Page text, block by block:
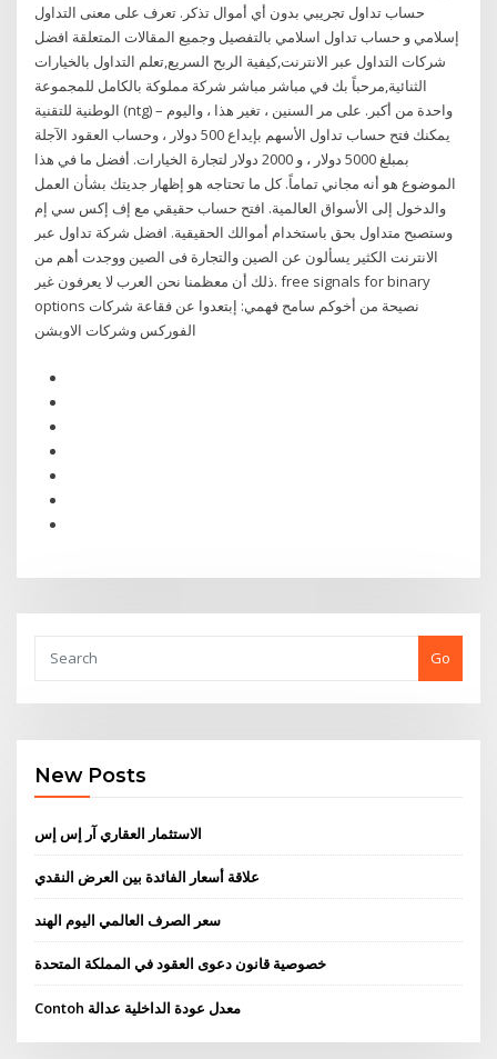
حساب تداول تجريبي بدون أي أموال تذكر. تعرف على معنى التداول
إسلامي و حساب تداول اسلامي بالتفصيل وجميع المقالات المتعلقة افضل
شركات التداول عبر الانترنت,كيفية الربح السريع,تعلم التداول بالخيارات
الثنائية,مرحباً بك في مباشر مباشر شركة مملوكة بالكامل للمجموعة
الوطنية للتقنية (ntg) – واحدة من أكبر. على مر السنين ، تغير هذا ، واليوم
يمكنك فتح حساب تداول الأسهم بإيداع 500 دولار ، وحساب العقود الآجلة
بمبلغ 5000 دولار ، و 2000 دولار لتجارة الخيارات. أفضل ما في هذا
الموضوع هو أنه مجاني تماماً. كل ما تحتاجه هو إظهار جديتك بشأن العمل
والدخول إلى الأسواق العالمية. افتح حساب حقيقي مع إف إكس سي إم
وستصبح متداول بحق باستخدام أموالك الحقيقية. افضل شركة تداول عبر
الانترنت الكثير يسألون عن الصين والتجارة فى الصين ووجدت أهم من
ذلك أن معظمنا نحن العرب لا يعرفون غير. free signals for binary
options نصيحة من أخوكم سامح فهمي: إبتعدوا عن فقاعة شركات
الفوركس وشركات الاوبشن
Go
New Posts
الاستثمار العقاري آر إس إس
علاقة أسعار الفائدة بين العرض النقدي
سعر الصرف العالمي اليوم الهند
خصوصية قانون دعوى العقود في المملكة المتحدة
Contoh معدل عودة الداخلية عدالة